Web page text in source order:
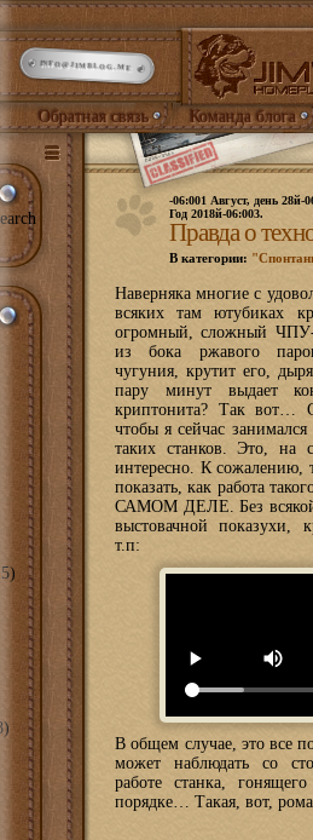
INFO@JIMBLOG.ME
Обратная связь Команда блога
-06:001 Август, день 28й-
Год 2018й-06:003.
Правда о
В категории:
Наверняка многие с
всяких там ютубиках
огромный, сложный ЧПУ-
из бока ржавого
чугуния, крутит его,
пару минут выдает
криптонита? Так вот…
чтобы я сейчас
таких станков. Это, на
интересно. К сожалению,
показать, как работа
САМОМ ДЕЛЕ. Без всякой
выстовачной показухи,
т.п:
В общем случае, это все
может наблюдать со
работе станка,
порядке… Такая, вот,